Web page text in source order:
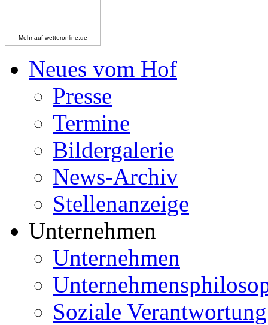
Mehr auf wetteronline.de
Neues vom Hof
Presse
Termine
Bildergalerie
News-Archiv
Stellenanzeige
Unternehmen
Unternehmen
Soziale